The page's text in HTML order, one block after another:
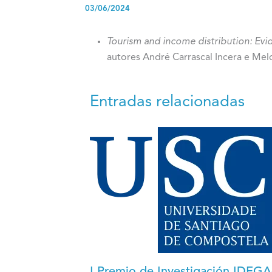
03/06/2024
Tourism and income distribution:
autores André Carrascal Incera e
Entradas relacionadas